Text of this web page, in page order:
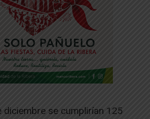
diciembre se cumplirían 125